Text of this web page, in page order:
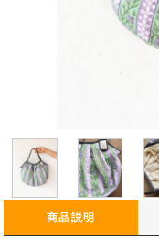
商品説明